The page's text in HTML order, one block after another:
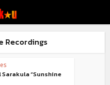
Recordings
Sarakula “Sunshine